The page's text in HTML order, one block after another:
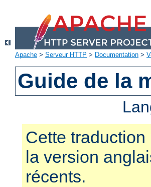
Apache > Serveur HTTP > Documentation >
Guide de la
Cette
la version
récents.